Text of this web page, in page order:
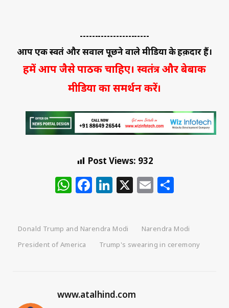
-----------------------
आप एक स्वतंत्र और सवाल पूछने वाले मीडिया के हक़दार हैं।
हमें आप जैसे पाठक चाहिए। स्वतंत्र और बेबाक
मीडिया का समर्थन करें।
Post Views: 932
WhatsApp
Facebook
LinkedIn
X Email
Donald Trump and Narendra Modi
Narendra Modi
President of America
Trump's swearing in ceremony
www.atalhind.com